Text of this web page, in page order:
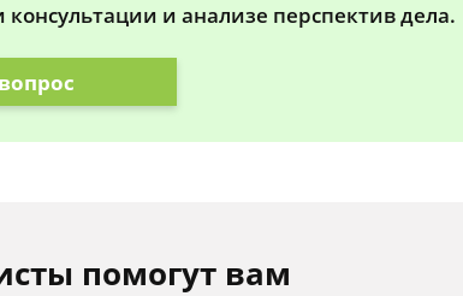
и анализе перспектив дела.
помогут вам